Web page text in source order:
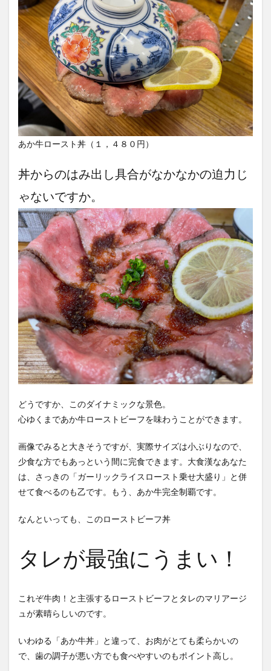
あか牛ロースト丼（１，４８０円）
丼からのはみ出し具合がなかなかの迫力じ
ゃないですか。
どうですか、このダイナミックな景色。
心ゆくまであか牛ローストビーフを味わうことができます。
画像でみると大きそうですが、実際サイズは小ぶりなので、
少食な方でもあっという間に完食できます。大食漢なあなた
は、さっきの「ガーリックライスロースト乗せ大盛り」と併
せて食べるのも乙です。もう、あか牛完全制覇です。
なんといっても、このローストビーフ丼
タレが最強にうまい！
これぞ牛肉！と主張するローストビーフとタレのマリアージ
ュが素晴らしいのです。
いわゆる「あか牛丼」と違って、お肉がとても柔らかいの
で、歯の調子が悪い方でも食べやすいのもポイント高し。